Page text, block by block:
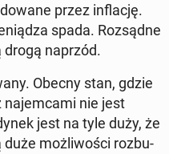
przez in­fla­cję.
spada. Roz­sąd­ne
drogą naprzód.
Obecny stan, gdzie
na­jem­ca­mi nie jest
jest na tyle duży, że
duże moż­li­wo­ści roz­bu­